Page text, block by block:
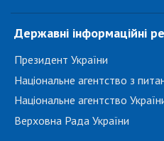
Державні інформаційні
Президент України
Національне агентство з
Національне агентство
Верховна Рада України